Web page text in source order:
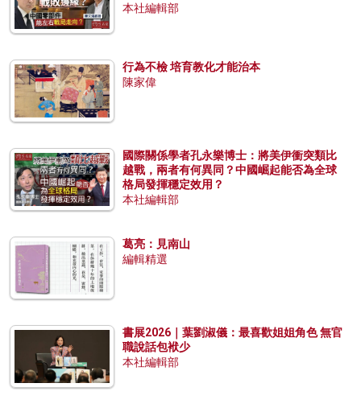
本社編輯部
行為不檢 培育教化才能治本
陳家偉
國際關係學者孔永樂博士：將美伊衝突類比
越戰，兩者有何異同？中國崛起能否為全球
格局發揮穩定效用？
本社編輯部
葛亮：見南山
編輯精選
書展2026｜葉劉淑儀：最喜歡姐姐角色 無官
職說話包袱少
本社編輯部